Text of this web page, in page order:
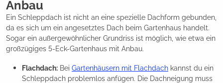
Anbau
Ein Schleppdach ist nicht an eine spezielle Dachform gebunden,
da es sich um ein angesetztes Dach beim Gartenhaus handelt.
Sogar ein außergewöhnlicher Grundriss ist möglich, wie etwa ein
großzügiges 5-Eck-Gartenhaus mit Anbau.
Flachdach: Bei Gartenhäusern mit Flachdach kannst du ein
Schleppdach problemlos anfügen. Die Dachneigung muss